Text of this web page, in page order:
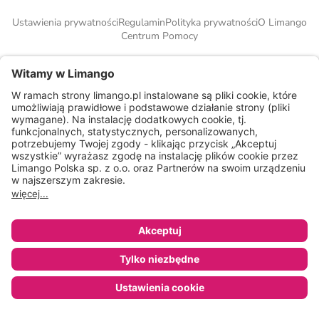
Ustawienia prywatnościRegulaminPolityka prywatnościO Limango
Centrum Pomocy